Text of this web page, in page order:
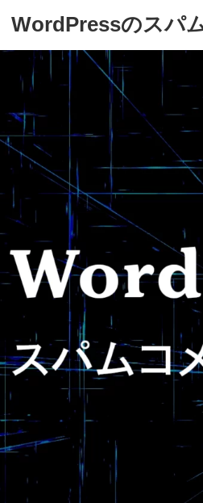
WordPressのスパ